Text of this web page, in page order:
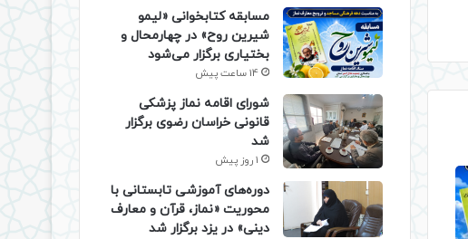
مسابقه کتابخوانی «لیمو
شیرین روح» در چهارمحال و
بختیاری برگزار می‌شود
14 ساعت پیش
شورای اقامه نماز پزشکی
قانونی خراسان رضوی برگزار
شد
1 روز پیش
دوره‌های آموزشی تابستانی با
محوریت «نماز، قرآن و معارف
دینی» در یزد برگزار شد